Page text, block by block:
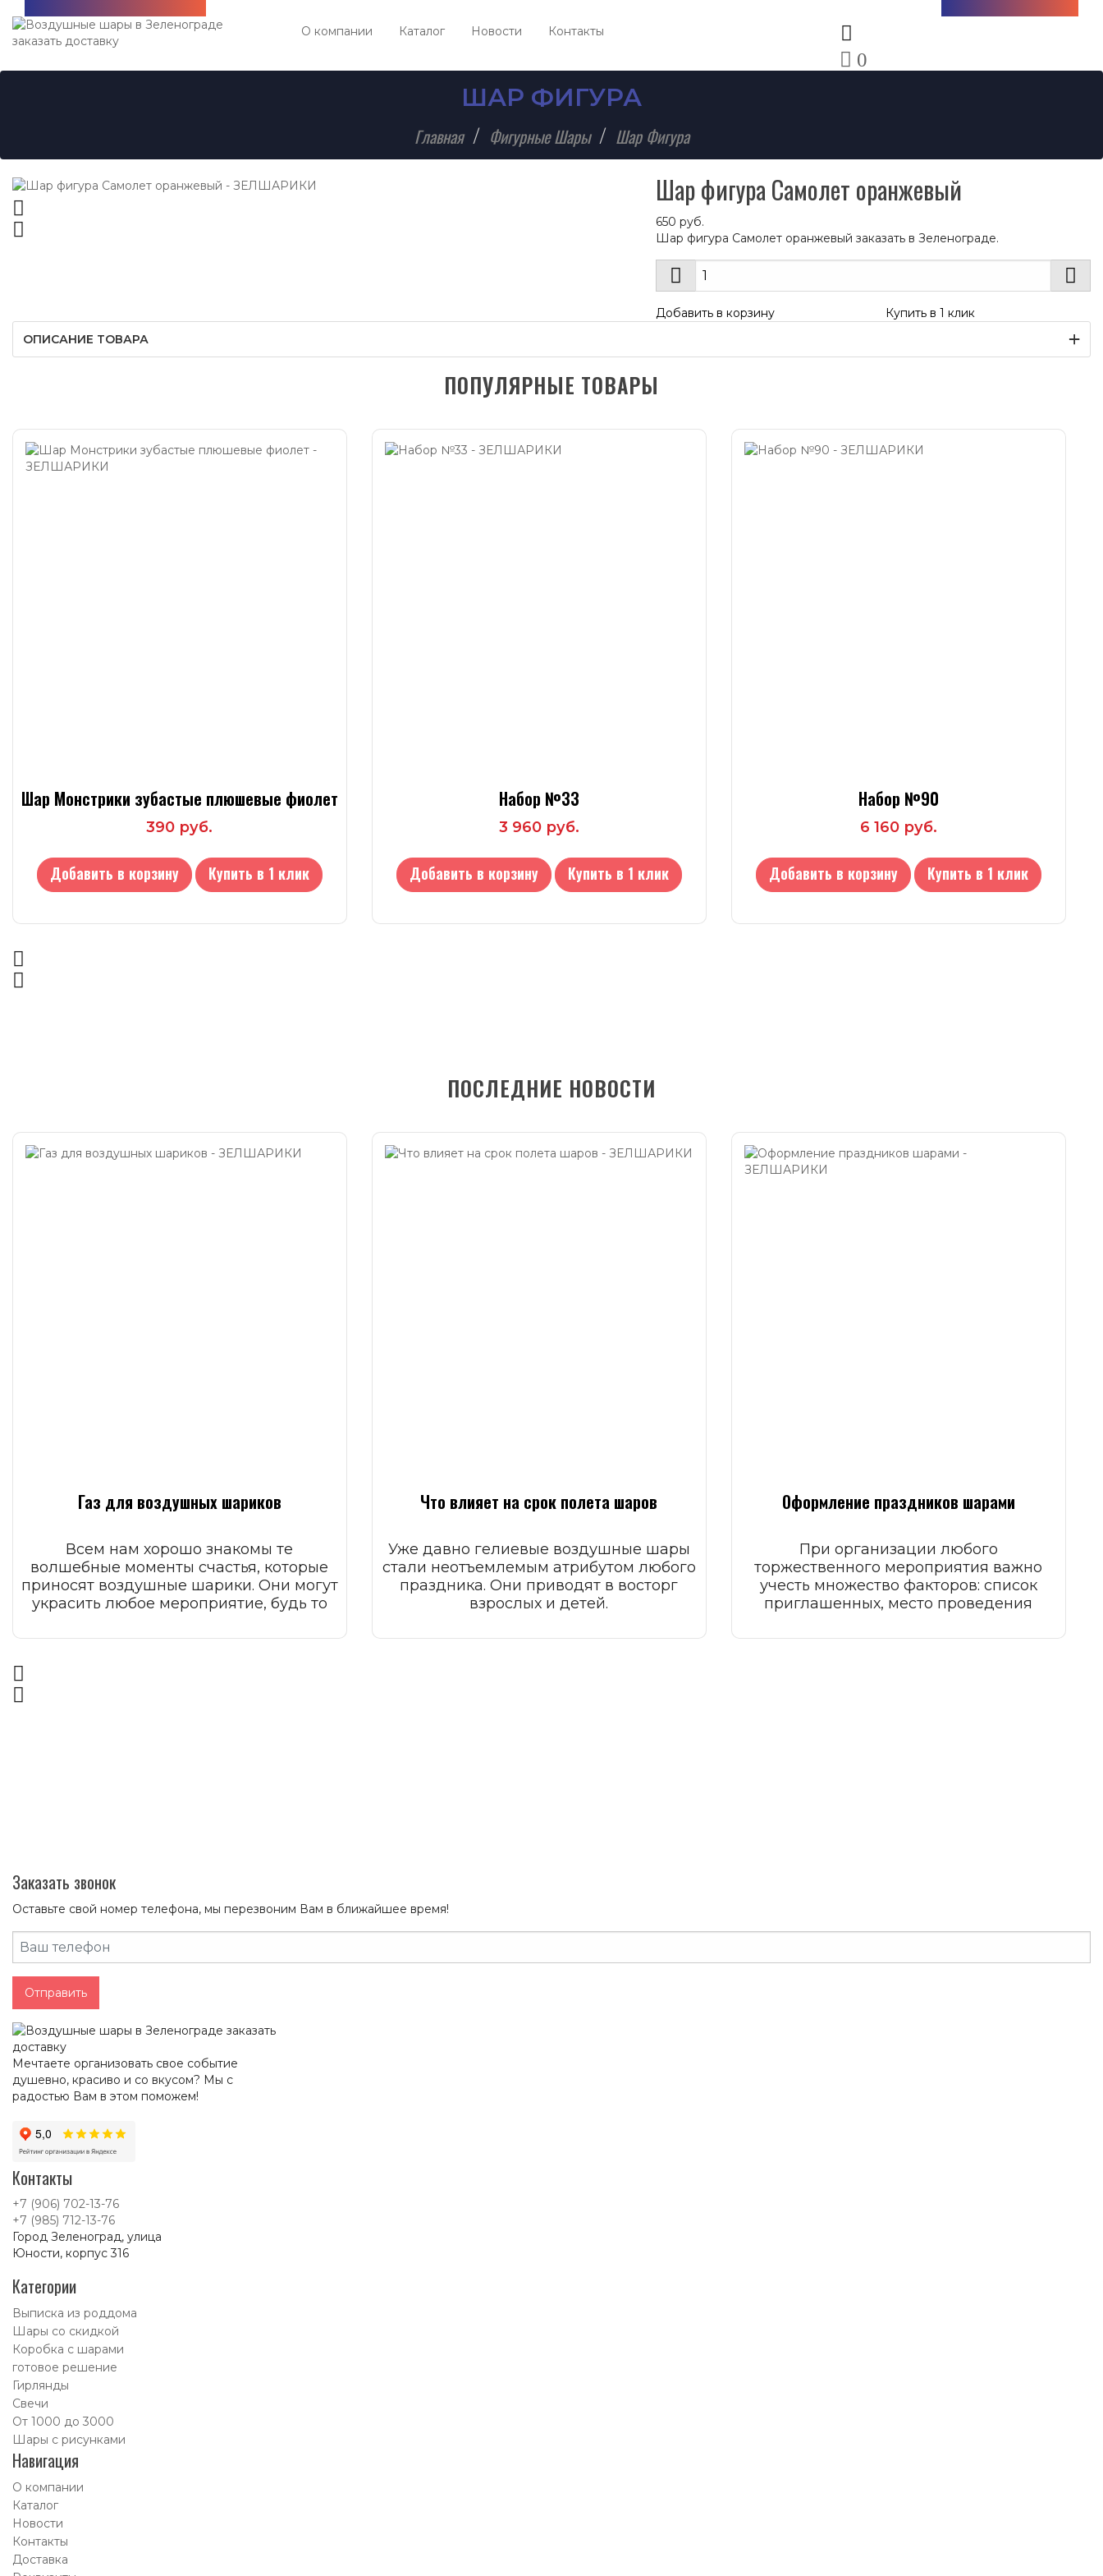
О компании Каталог Новости Контакты
0
ШАР ФИГУРА
Главная Фигурные Шары Шар Фигура
Шар фигура Самолет оранжевый
650 руб.
Шар фигура Самолет оранжевый заказать в Зеленограде.
Добавить в корзину
Купить в 1 клик
ОПИСАНИЕ ТОВАРА
ПОПУЛЯРНЫЕ ТОВАРЫ
Шар Монстрики зубастые плюшевые фиолет
390 руб.
Добавить в корзину Купить в 1 клик
Набор №33
3 960 руб.
Добавить в корзину Купить в 1 клик
Набор №90
6 160 руб.
Добавить в корзину Купить в 1 клик
ПОСЛЕДНИЕ НОВОСТИ
Газ для воздушных шариков
Всем нам хорошо знакомы те
волшебные моменты счастья, которые
приносят воздушные шарики. Они могут
украсить любое мероприятие, будь то
встреча со старыми друзьями.
Что влияет на срок полета шаров
Уже давно гелиевые воздушные шары
стали неотъемлемым атрибутом любого
праздника. Они приводят в восторг
взрослых и детей.
Оформление праздников шарами
При организации любого
торжественного мероприятия важно
учесть множество факторов: список
приглашенных, место проведения
Заказать звонок
Оставьте свой номер телефона, мы перезвоним Вам в ближайшее время!
Отправить
Мечтаете организовать свое событие
душевно, красиво и со вкусом? Мы с
радостью Вам в этом поможем!
Контакты
+7 (906) 702-13-76
+7 (985) 712-13-76
Город Зеленоград, улица
Юности, корпус 316
Категории
Выписка из роддома
Шары со скидкой
Коробка с шарами
готовое решение
Гирлянды
Свечи
От 1000 до 3000
Шары с рисунками
Навигация
О компании
Каталог
Новости
Контакты
Доставка